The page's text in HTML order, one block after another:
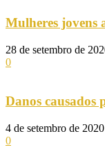
Mulheres jovens
28 de setembro de
0
Danos causados
4 de setembro de 2020
0